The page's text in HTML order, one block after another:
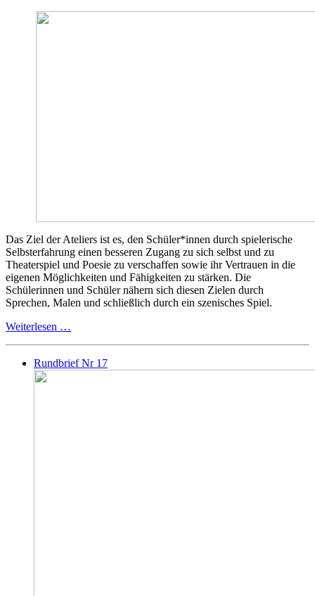
Das Ziel der Ateliers ist es, den Schüler*innen durch spielerische
Selbsterfahrung einen besseren Zugang zu sich selbst und zu
Theaterspiel und Poesie zu verschaffen sowie ihr Vertrauen in die
eigenen Möglichkeiten und Fähigkeiten zu stärken. Die
Schülerinnen und Schüler nähern sich diesen Zielen durch
Sprechen, Malen und schließlich durch ein szenisches Spiel.
Weiterlesen …
Rundbrief Nr 17